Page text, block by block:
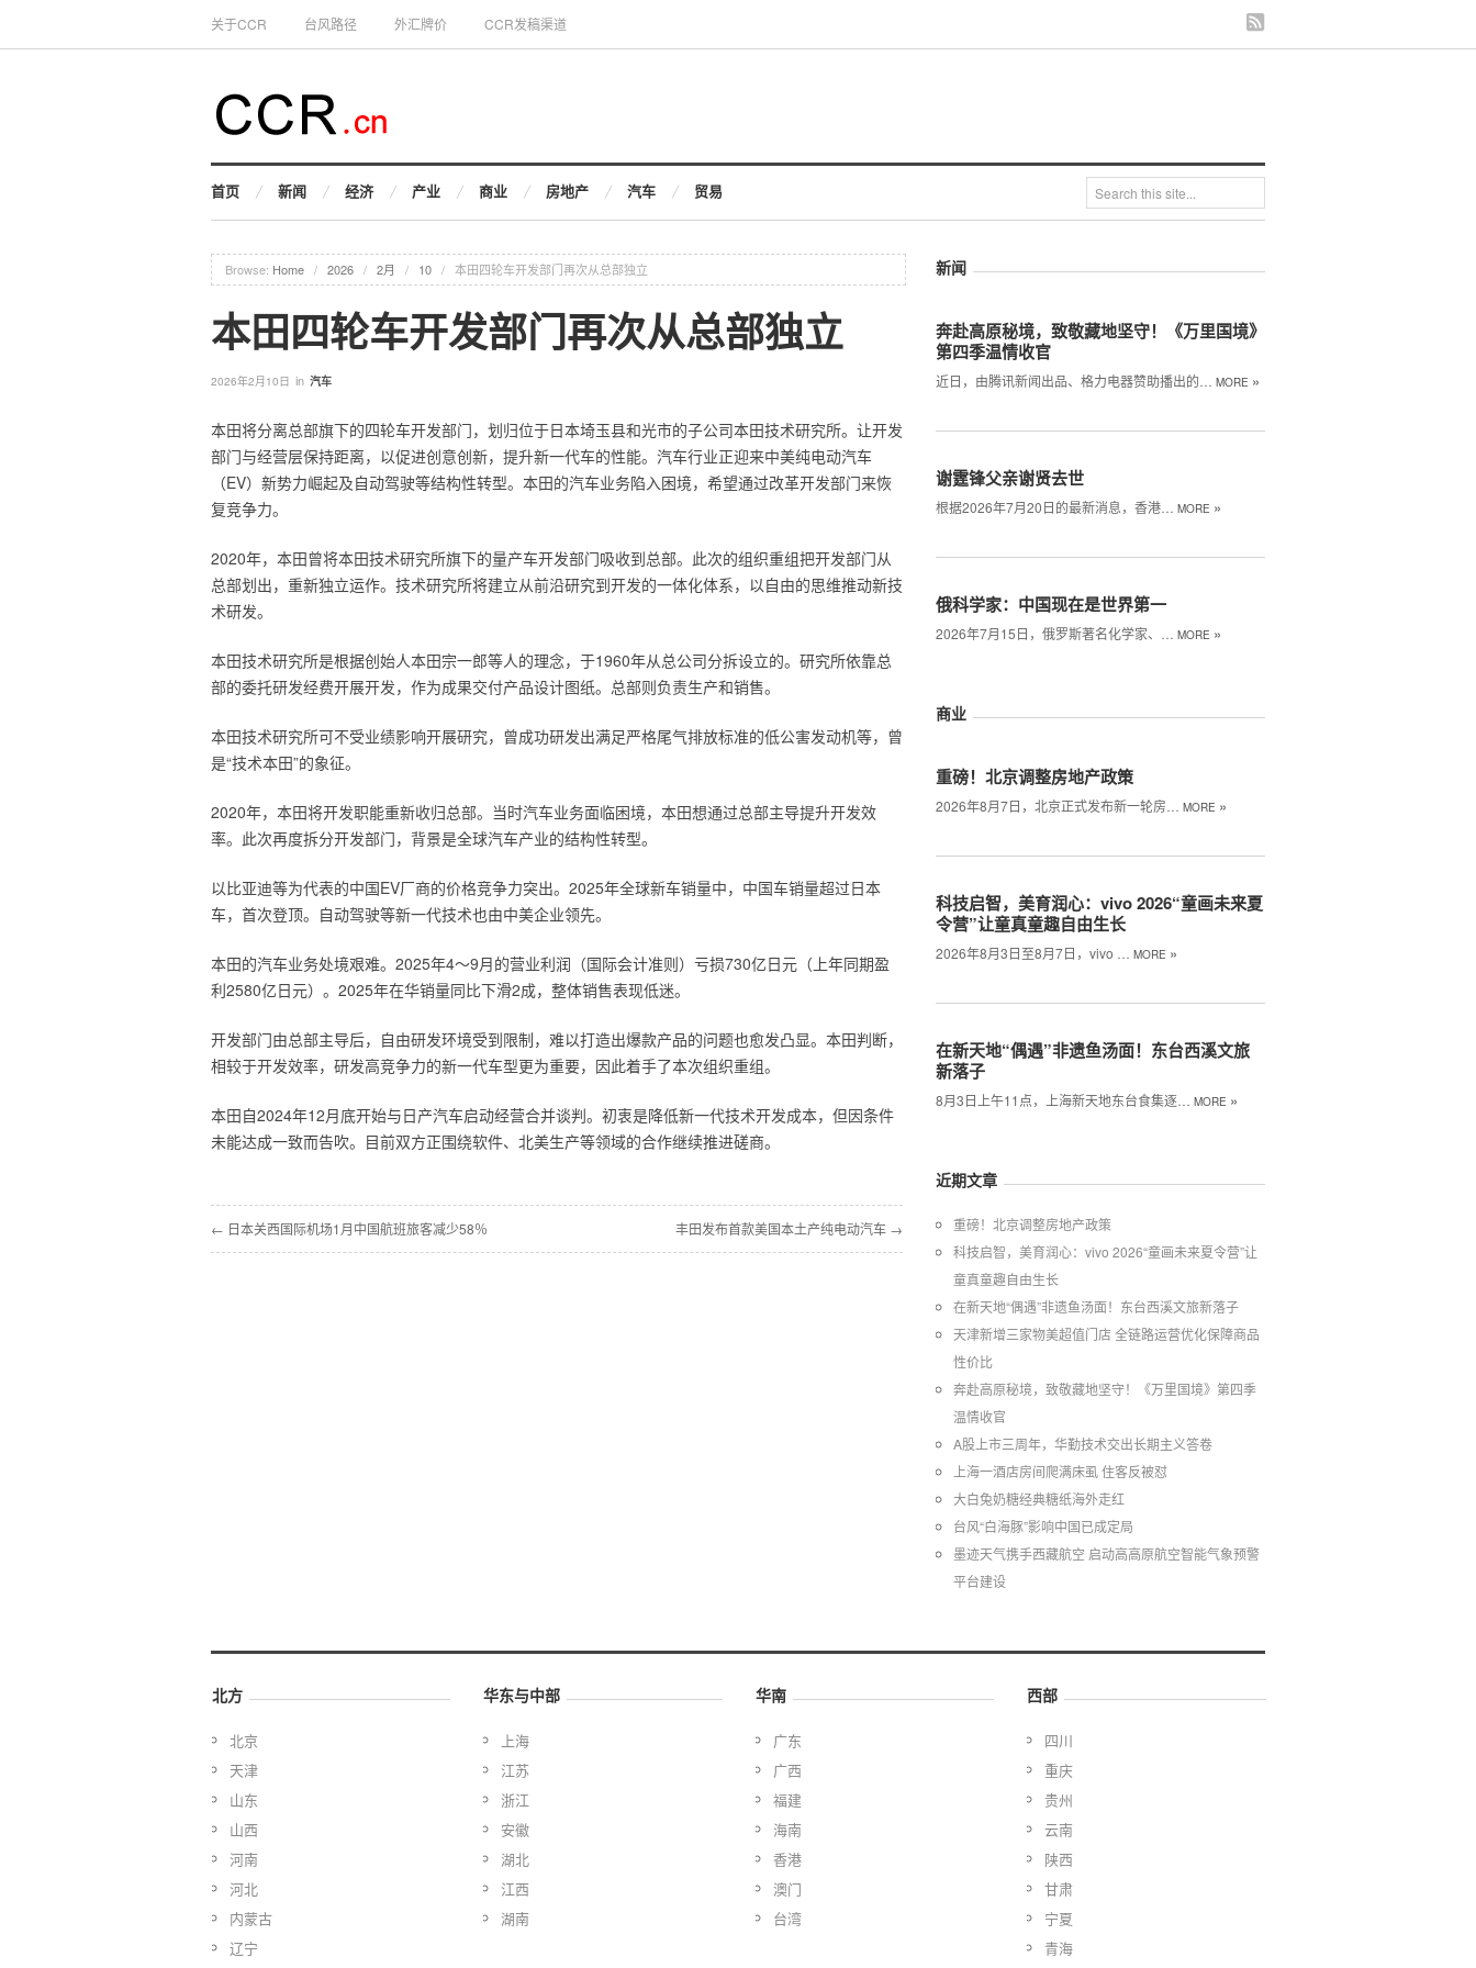
关于CCR 台风路径 外汇牌价 CCR发稿渠道
首页 新闻 经济 产业 商业 房地产 汽车 贸易
Browse: Home / 2026 / 2月 / 10 / 本田四轮车开发部门再次从总部独立
本田四轮车开发部门再次从总部独立
2026年2月10日 in 汽车
本田将分离总部旗下的四轮车开发部门，划归位于日本埼玉县和光市的子公司本田技术研究所。让开发
部门与经营层保持距离，以促进创意创新，提升新一代车的性能。汽车行业正迎来中美纯电动汽车
（EV）新势力崛起及自动驾驶等结构性转型。本田的汽车业务陷入困境，希望通过改革开发部门来恢
复竞争力。
2020年，本田曾将本田技术研究所旗下的量产车开发部门吸收到总部。此次的组织重组把开发部门从
总部划出，重新独立运作。技术研究所将建立从前沿研究到开发的一体化体系，以自由的思维推动新技
术研发。
本田技术研究所是根据创始人本田宗一郎等人的理念，于1960年从总公司分拆设立的。研究所依靠总
部的委托研发经费开展开发，作为成果交付产品设计图纸。总部则负责生产和销售。
本田技术研究所可不受业绩影响开展研究，曾成功研发出满足严格尾气排放标准的低公害发动机等，曾
是“技术本田”的象征。
2020年，本田将开发职能重新收归总部。当时汽车业务面临困境，本田想通过总部主导提升开发效
率。此次再度拆分开发部门，背景是全球汽车产业的结构性转型。
以比亚迪等为代表的中国EV厂商的价格竞争力突出。2025年全球新车销量中，中国车销量超过日本
车，首次登顶。自动驾驶等新一代技术也由中美企业领先。
本田的汽车业务处境艰难。2025年4～9月的营业利润（国际会计准则）亏损730亿日元（上年同期盈
利2580亿日元）。2025年在华销量同比下滑2成，整体销售表现低迷。
开发部门由总部主导后，自由研发环境受到限制，难以打造出爆款产品的问题也愈发凸显。本田判断，
相较于开发效率，研发高竞争力的新一代车型更为重要，因此着手了本次组织重组。
本田自2024年12月底开始与日产汽车启动经营合并谈判。初衷是降低新一代技术开发成本，但因条件
未能达成一致而告吹。目前双方正围绕软件、北美生产等领域的合作继续推进磋商。
← 日本关西国际机场1月中国航班旅客减少58％ 丰田发布首款美国本土产纯电动汽车 →
新闻
奔赴高原秘境，致敬藏地坚守！《万里国境》
第四季温情收官
近日，由腾讯新闻出品、格力电器赞助播出的… MORE »
谢霆锋父亲谢贤去世
根据2026年7月20日的最新消息，香港… MORE »
俄科学家：中国现在是世界第一
2026年7月15日，俄罗斯著名化学家、… MORE »
商业
重磅！北京调整房地产政策
2026年8月7日，北京正式发布新一轮房… MORE »
科技启智，美育润心：vivo 2026“童画未来夏
令营”让童真童趣自由生长
2026年8月3日至8月7日，vivo … MORE »
在新天地“偶遇”非遗鱼汤面！东台西溪文旅
新落子
8月3日上午11点，上海新天地东台食集逐… MORE »
近期文章
重磅！北京调整房地产政策
科技启智，美育润心：vivo 2026“童画未来夏令营”让
童真童趣自由生长
在新天地“偶遇”非遗鱼汤面！东台西溪文旅新落子
天津新增三家物美超值门店 全链路运营优化保障商品
性价比
奔赴高原秘境，致敬藏地坚守！《万里国境》第四季
温情收官
A股上市三周年，华勤技术交出长期主义答卷
上海一酒店房间爬满床虱 住客反被怼
大白兔奶糖经典糖纸海外走红
台风“白海豚”影响中国已成定局
墨迹天气携手西藏航空 启动高高原航空智能气象预警
平台建设
北方
北京
天津
山东
山西
河南
河北
内蒙古
辽宁
华东与中部
上海
江苏
浙江
安徽
湖北
江西
湖南
华南
广东
广西
福建
海南
香港
澳门
台湾
西部
四川
重庆
贵州
云南
陕西
甘肃
宁夏
青海